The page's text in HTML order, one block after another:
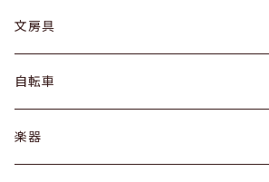
デスク / コンソール
ドレッサー
シェルフ
ピアス / イヤリング
バッグ
アウター
トップス
カップ / マグ
プレート / ボウル
カトラリー
文房具
自転車
dahon
楽器